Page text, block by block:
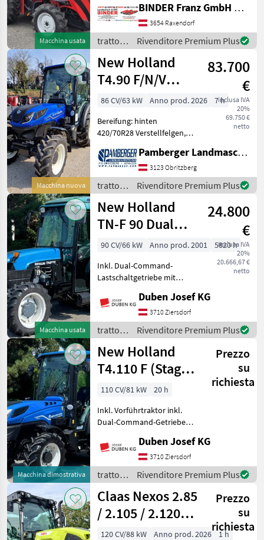
Macchina usata
Ausführung ✔️ 4-Zylinder
Yanmar-TDI-Motor ✔️
Abgasstufe V ✔️ mit
CommonRail Einspritz-Sy
BINDER Franz GmbH & CoKG
3654 Raxendorf
trattori
/
Antonio
Carraro
Rivenditore Premium Plus
Macchina nuova
New Holland
T4.90 F/N/V
(Stage V)
83.700
€
inclusa IVA
20%
69.750 €
netto
86 CV/63 kW Anno prod. 2026
7 h
Bereifung: hinten
420/70R28 Verstellfelgen,
Verstellfelgen Deluxe -
Höchster Komfort &
Intuitive Technologie Dual
Command Getriebe
VisionView Ka
Pamberger Landmaschinentechnik GmbH
3123 Obritzberg
trattori
/ New
Holland
Rivenditore Premium Plus
Macchina usata
New Holland
TN-F 90 Dual
Command
24.800
€
inclusa IVA
20%
20.666,67 €
netto
90 CV/66 kW Anno prod. 2001
5820 h
Inkl. Dual-Command-
Lastschaltgetriebe mit
Vorderachse, Klimaanlage,
Druckluftanlage 1- u. 2-
Leiter, 3 dw Stuergeräte mit
1 elektrischen Wei
Duben Josef KG
3710 Ziersdorf
trattori
/ New
Holland
Rivenditore Premium Plus
Macchina dimostrativa
New Holland
T4.110 F (Stage
V)
Prezzo
su
richiesta
110 CV/81 kW
20 h
Inkl. Vorführtraktor inkl.
Dual-Command-Getriebe
Shuttle, Klimaanlage,
gefederte Vorderachse,
Fronthubwerk, Premium-
Luftfedersitz, 4 elektronis
Duben Josef KG
3710 Ziersdorf
trattori
/ New
Holland
Rivenditore Premium Plus
Claas Nexos 2.85
/ 2.105 / 2.120
Stufenlos
Prezzo
su
richiesta
120 CV/88 kW Anno prod. 2026
1 h